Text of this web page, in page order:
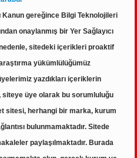
Kanun gereğince Bilgi Teknolojileri
onaylanmış bir Yer Sağlayıcı
sitedeki içerikleri proaktif
yükümlülüğümüz
yazdıkları içeriklerin
siteye üye olarak bu sorumluluğu
sitesi, herhangi bir marka, kurum
bulunmamaktadır. Sitede
paylaşılmaktadır. Burada